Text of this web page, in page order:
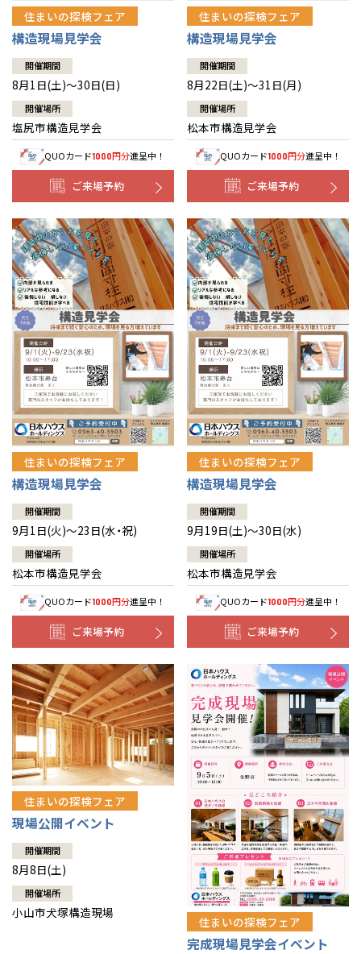
住まいの探検フェア
構造現場見学会
開催期間
8月1日(土)～30日(日)
開催場所
塩尻市構造見学会
QUOカード1000円分進呈中！
ご来場予約
住まいの探検フェア
構造現場見学会
開催期間
8月22日(土)～31日(月)
開催場所
松本市構造見学会
QUOカード1000円分進呈中！
ご来場予約
住まいの探検フェア
構造現場見学会
開催期間
9月1日(火)～23日(水・祝)
開催場所
松本市構造見学会
QUOカード1000円分進呈中！
ご来場予約
住まいの探検フェア
構造現場見学会
開催期間
9月19日(土)～30日(水)
開催場所
松本市構造見学会
QUOカード1000円分進呈中！
ご来場予約
住まいの探検フェア
現場公開イベント
開催期間
8月8日(土)
開催場所
小山市犬塚構造現場
住まいの探検フェア
完成現場見学会イベント